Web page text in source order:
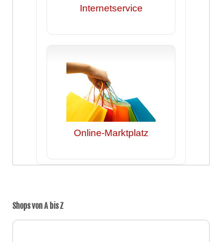
Internetservice
Online-Marktplatz
Shops von A bis Z